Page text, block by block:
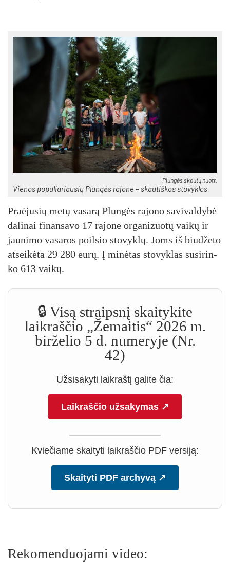
Plun­gės skau­tų nuo­tr.
Vie­nos po­pu­lia­riau­sių Plun­gės ra­jo­ne – skau­tiš­kos sto­vyk­los
Praė­ju­sių me­tų va­sa­rą Plun­gės ra­jo­no sa­vi­val­dy­bė
da­li­nai fi­nan­sa­vo 17 ra­jo­ne or­ga­ni­zuo­tų vai­kų ir
jau­ni­mo va­sa­ros poil­sio sto­vyk­lų. Joms iš biu­dže­to
at­sei­kė­ta 29 280 eu­rų. Į mi­nė­tas sto­vyk­las su­si­rin­
ko 613 vai­kų.
🔒 Visą straipsnį skaitykite
laikraščio „Žemaitis“ 2026 m.
birželio 5 d. numeryje (Nr.
42)
Užsisakyti laikraštį galite čia:
Laikraščio užsakymas ↗
Kviečiame skaityti laikraščio PDF versiją:
Skaityti PDF archyvą ↗
Rekomenduojami video: